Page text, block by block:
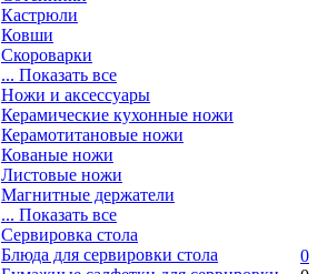
Кастрюли
Ковши
Скороварки
... Показать все
Ножи и аксессуары
Керамические кухонные ножи
Керамотитановые ножи
Кованые ножи
Листовые ножи
Магнитные держатели
... Показать все
Сервировка стола
Блюда для сервировки стола
0